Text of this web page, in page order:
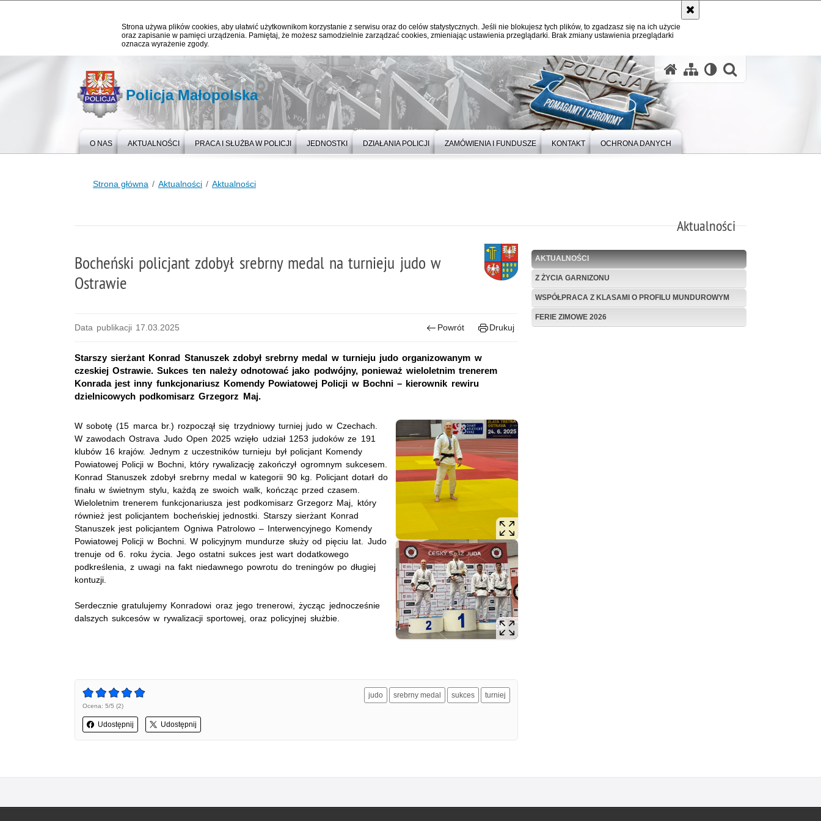
Strona używa plików cookies, aby ułatwić użytkownikom korzystanie z serwisu oraz do celów statystycznych. Jeśli nie blokujesz tych plików, to zgadzasz się na ich użycie
oraz zapisanie w pamięci urządzenia. Pamiętaj, że możesz samodzielnie zarządzać cookies, zmieniając ustawienia przeglądarki. Brak zmiany ustawienia przeglądarki
oznacza wyrażenie zgody.
Policja Małopolska
O NAS AKTUALNOŚCI PRACA I SŁUŻBA W POLICJI JEDNOSTKI DZIAŁANIA POLICJI ZAMÓWIENIA I FUNDUSZE KONTAKT OCHRONA DANYCH
Strona główna Aktualności Aktualności
Aktualności
Bocheński policjant zdobył srebrny medal na turnieju judo w
Ostrawie
Data publikacji 17.03.2025 Powrót Drukuj
Starszy sierżant Konrad Stanuszek zdobył srebrny medal w turnieju judo organizowanym w
czeskiej Ostrawie. Sukces ten należy odnotować jako podwójny, ponieważ wieloletnim trenerem
Konrada jest inny funkcjonariusz Komendy Powiatowej Policji w Bochni – kierownik rewiru
dzielnicowych podkomisarz Grzegorz Maj.
W sobotę (15 marca br.) rozpoczął się trzydniowy turniej judo w Czechach.
W zawodachOstrava Judo Open 2025 wzięło udział 1253 judoków ze 191
klubów 16 krajów. Jednym z uczestników turnieju był policjant Komendy
Powiatowej Policji w Bochni, który rywalizację zakończył ogromnym sukcesem.
Konrad Stanuszek zdobył srebrny medal w kategorii 90 kg. Policjant dotarł do
finału w świetnym stylu, każdą ze swoich walk, kończąc przed czasem.
Wieloletnim trenerem funkcjonariusza jest podkomisarz Grzegorz Maj, który
również jest policjantem bocheńskiej jednostki. Starszy sierżant Konrad
Stanuszek jest policjantem Ogniwa Patrolowo – Interwencyjnego Komendy
Powiatowej Policji w Bochni. W policyjnym mundurze służy od pięciu lat. Judo
trenuje od 6. roku życia. Jego ostatni sukces jest wart dodatkowego
podkreślenia, z uwagi na fakt niedawnego powrotu do treningów po długiej
kontuzji.
Serdecznie gratulujemy Konradowi oraz jego trenerowi, życząc jednocześnie
dalszych sukcesów w rywalizacji sportowej, oraz policyjnej służbie.
Ocena: 5/5 (2)
Udostępnij Udostępnij
judo srebrny medal sukces turniej
AKTUALNOŚCI
Z ŻYCIA GARNIZONU
WSPÓŁPRACA Z KLASAMI O PROFILU MUNDUROWYM
FERIE ZIMOWE 2026